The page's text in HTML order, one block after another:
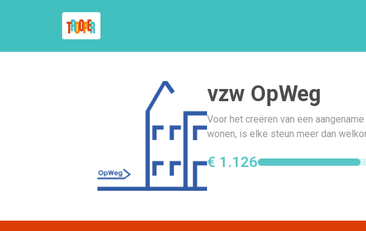
vzw OpWeg
Voor het creëren van een
wonen, is elke steun meer dan
€ 1.126